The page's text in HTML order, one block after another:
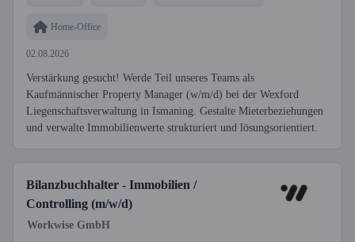
Home-Office
02.08.2026
Verstärkung gesucht! Werde Teil unseres Teams als
Kaufmännischer Property Manager (w/m/d) bei der Wexford
Liegenschaftsverwaltung in Ismaning. Gestalte Mieterbeziehungen
und verwalte Immobilienwerte strukturiert und lösungsorientiert.
Bilanzbuchhalter - Immobilien /
Controlling (m/w/d)
Workwise GmbH